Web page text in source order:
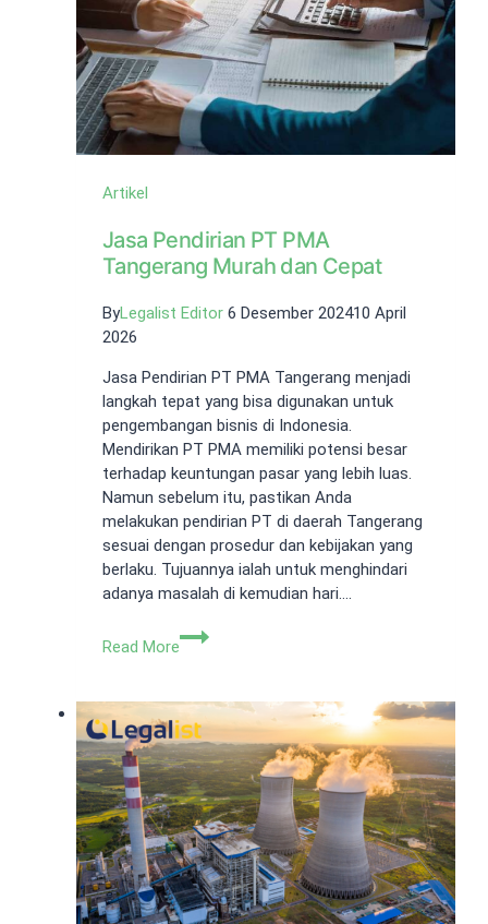
Prosedur
Artikel
Jasa Pendirian PT PMA
Tangerang Murah dan Cepat
ByLegalist Editor 6 Desember 202410 April
2026
Jasa Pendirian PT PMA Tangerang menjadi
langkah tepat yang bisa digunakan untuk
pengembangan bisnis di Indonesia.
Mendirikan PT PMA memiliki potensi besar
terhadap keuntungan pasar yang lebih luas.
Namun sebelum itu, pastikan Anda
melakukan pendirian PT di daerah Tangerang
sesuai dengan prosedur dan kebijakan yang
berlaku. Tujuannya ialah untuk menghindari
adanya masalah di kemudian hari….
Read More
Jasa
PMA
Tangerang
Murah
dan
Cepat